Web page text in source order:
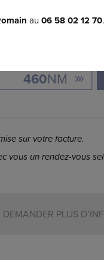
460NM
sur votre facture.
vous un rendez-vous
DEMANDER PLUS
au06 58 02 12 70.